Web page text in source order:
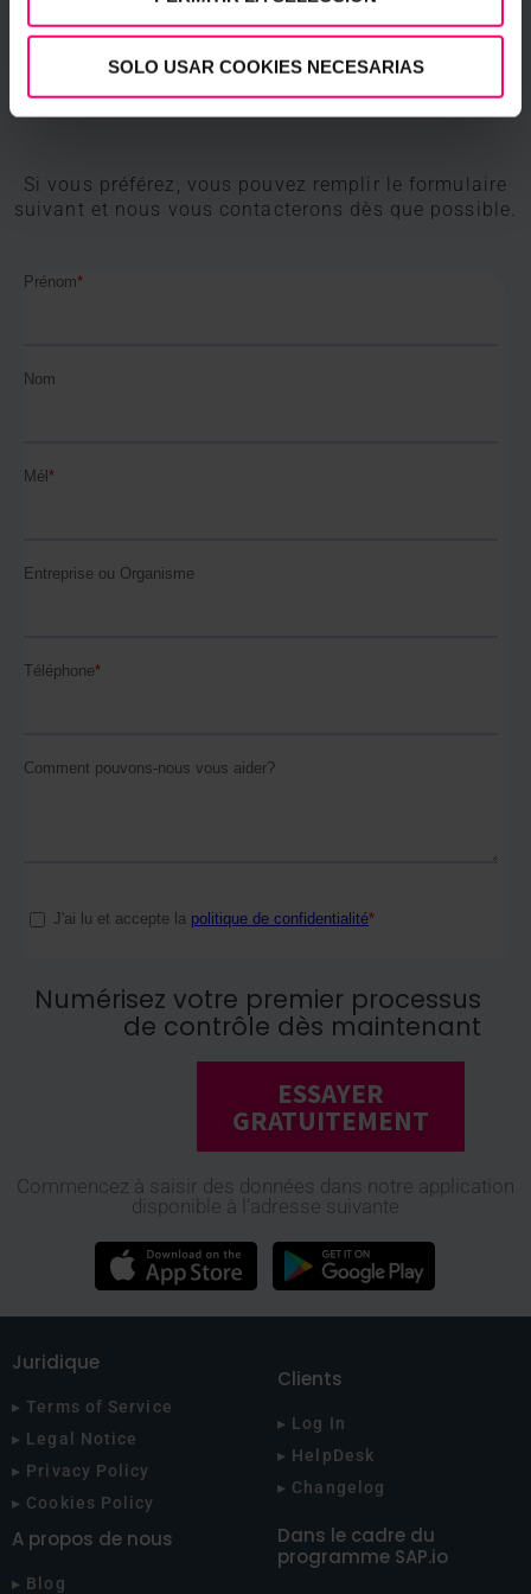
SOLO USAR COOKIES NECESARIAS
Si vous préférez, vous pouvez remplir le formulaire
suivant et nous vous contacterons dès que possible.
Numérisez votre premier processus
de contrôle dès maintenant
ESSAYER
GRATUITEMENT
Commencez à saisir des données dans notre application
disponible à l’adresse suivante
Dans le cadre du
programme SAP.io
A propos de nous
▸ Blog
Clients
▸ Log In
▸ HelpDesk
▸ Changelog
Juridique
▸ Terms of Service
▸ Legal Notice
▸ Privacy Policy
▸ Cookies Policy